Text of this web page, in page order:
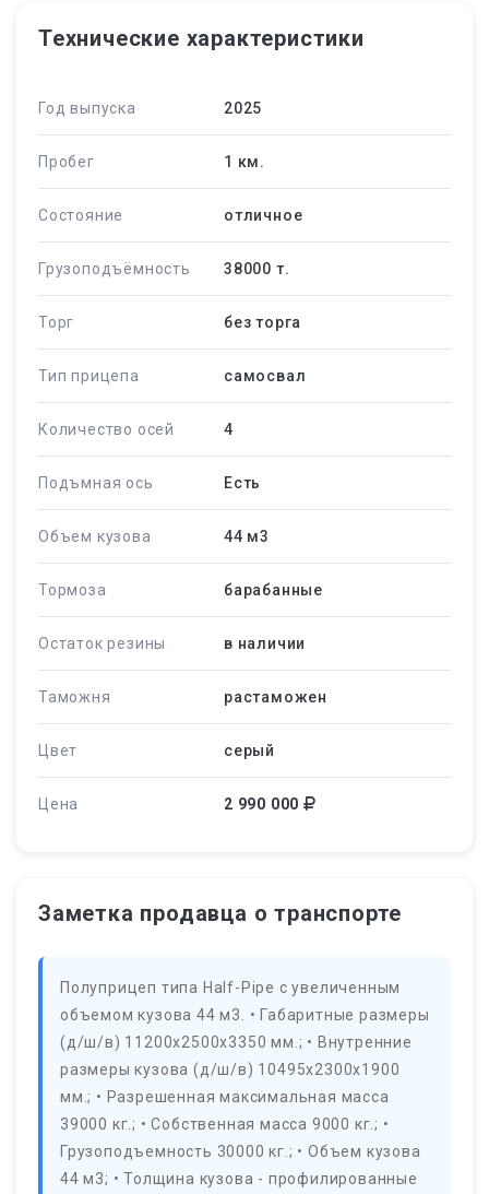
Технические характеристики
Год выпуска 2025
Пробег 1 км.
Состояние отличное
Грузоподъёмность 38000 т.
Торг без торга
Тип прицепа самосвал
Количество осей 4
Подъмная ось Есть
Объем кузова 44 м3
Тормоза барабанные
Остаток резины в наличии
Таможня растаможен
Цвет серый
Цена 2 990 000
Заметка продавца о транспорте
Полуприцеп типа Наlf-Рiре с увеличенным
объемом кузова 44 м3. • Габаритные размеры
(д/ш/в) 11200х2500х3350 мм.; • Внутренние
размеры кузова (д/ш/в) 10495х2300х1900
мм.; • Разрешенная максимальная масса
39000 кг.; • Собственная масса 9000 кг.; •
Грузоподъемность 30000 кг.; • Объем кузова
44 м3; • Толщина кузова - профилированные